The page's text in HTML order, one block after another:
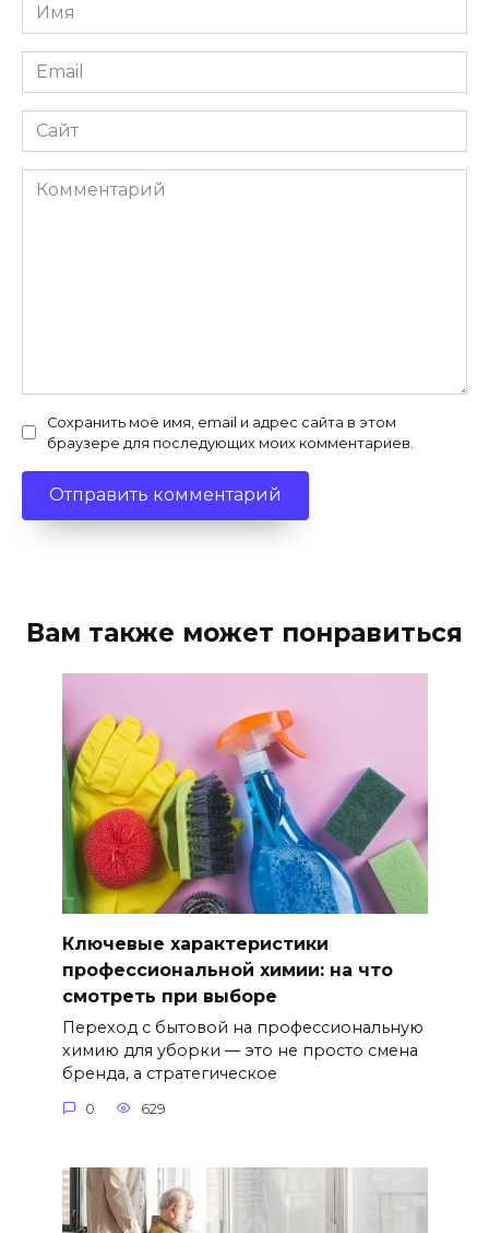
Email
Сайт
Комментарий
Сохранить моё имя, email и адрес сайта в этом
браузере для последующих моих комментариев.
Вам также может понравиться
Ключевые характеристики
профессиональной химии: на что
смотреть при выборе
Переход с бытовой на профессиональную
химию для уборки — это не просто смена
бренда, а стратегическое
0 629